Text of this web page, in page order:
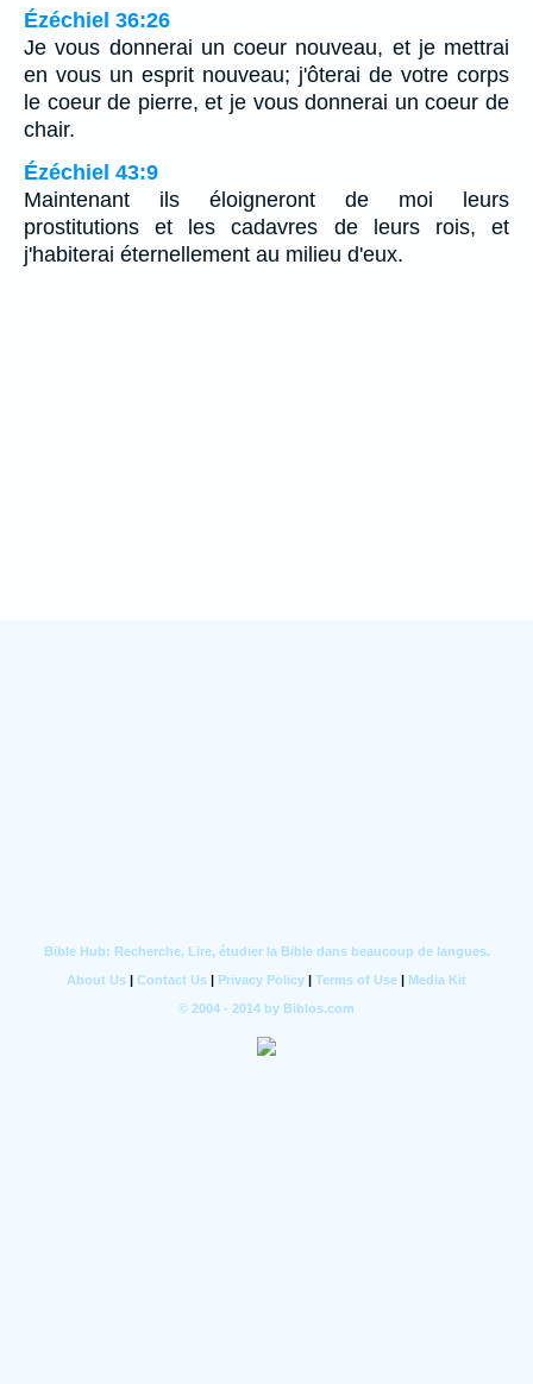
Ézéchiel 36:26
Je vous donnerai un coeur nouveau, et je mettrai
en vous un esprit nouveau; j'ôterai de votre corps
le coeur de pierre, et je vous donnerai un coeur de
chair.
Ézéchiel 43:9
Maintenant ils éloigneront de moi leurs
prostitutions et les cadavres de leurs rois, et
j'habiterai éternellement au milieu d'eux.